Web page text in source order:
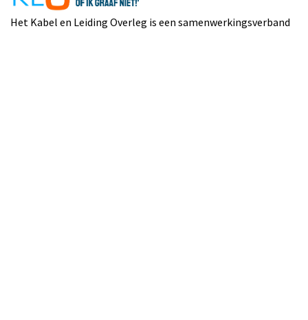
Het Kabel en Leiding Overleg is een samenwerkingsverband